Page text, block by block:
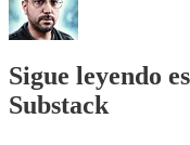
Sigue leyendo
Substack